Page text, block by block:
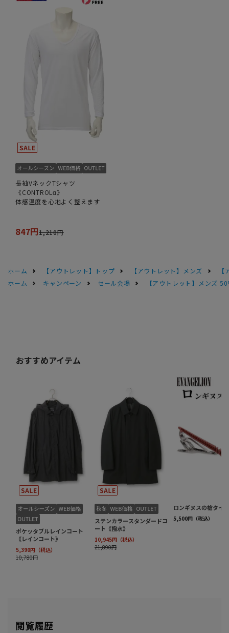
長袖VネックTシャツ
《CONTROLα》
体感温度を心地よく整えます
847円1,210円
ホーム 【アウトレット】トップ 【アウトレット】メンズ
ホーム
キャンペーン セール会場 【アウトレット】メンズ
閲覧履歴